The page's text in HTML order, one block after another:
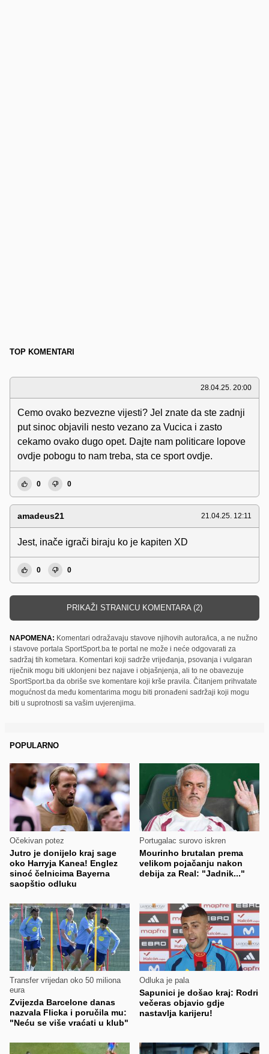
TOP KOMENTARI
28.04.25. 20:00
Cemo ovako bezvezne vijesti? Jel znate da ste zadnji
put sinoc objavili nesto vezano za Vucica i zasto
cekamo ovako dugo opet. Dajte nam politicare lopove
ovdje pobogu to nam treba, sta ce sport ovdje.
0 0
amadeus21 21.04.25. 12:11
Jest, inače igrači biraju ko je kapiten XD
0 0
PRIKAŽI STRANICU KOMENTARA (2)
NAPOMENA: Komentari odražavaju stavove njihovih autora/ica, a ne nužno
i stavove portala SportSport.ba te portal ne može i neće odgovarati za
sadržaj tih kometara. Komentari koji sadrže vrijeđanja, psovanja i vulgaran
riječnik mogu biti uklonjeni bez najave i objašnjenja, ali to ne obavezuje
SportSport.ba da obriše sve komentare koji krše pravila. Čitanjem prihvatate
mogućnost da među komentarima mogu biti pronađeni sadržaji koji mogu
biti u suprotnosti sa vašim uvjerenjima.
POPULARNO
Očekivan potez
Jutro je donijelo kraj sage
oko Harryja Kanea! Englez
sinoć čelnicima Bayerna
saopštio odluku
Portugalac surovo iskren
Mourinho brutalan prema
velikom pojačanju nakon
debija za Real: "Jadnik..."
Transfer vrijedan oko 50 miliona
eura
Zvijezda Barcelone danas
nazvala Flicka i poručila mu:
"Neću se više vraćati u klub"
Odluka je pala
Sapunici je došao kraj: Rodri
večeras objavio gdje
nastavlja karijeru!